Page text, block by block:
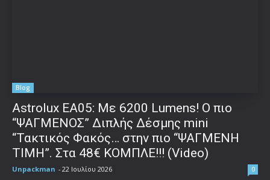
Blog
Astrolux ΕΑ05: Με 6200 Lumens! Ο πιο
“ΨΑΓΜΕΝΟΣ” Διπλής Δέσμης mini
“Τακτικός Φακός… στην πιο “ΨΑΓΜΕΝΗ
ΤΙΜΗ”. Στα 48€ ΚΟΜΠΛΕ!!! (Video)
Unpackman - 22 Ιουλίου 2026 0